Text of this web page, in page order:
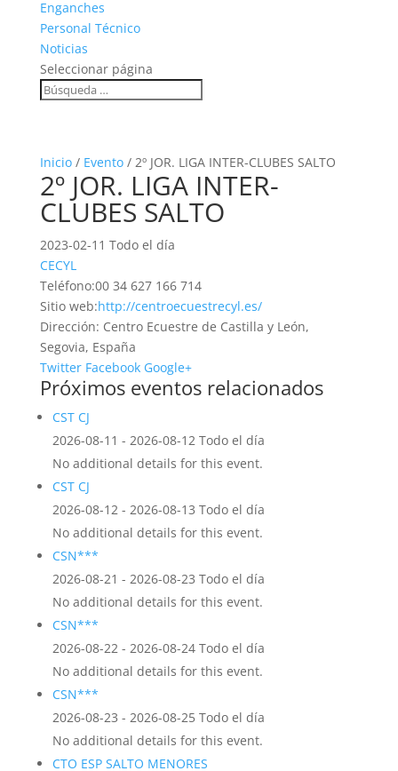
Enganches
Personal Técnico
Noticias
Seleccionar página
Inicio/ Evento/ 2º JOR. LIGA INTER-CLUBES SALTO
2º JOR. LIGA INTER-
CLUBES SALTO
2023-02-11 Todo el día
CECYL
Teléfono:00 34 627 166 714
Sitio web:http://centroecuestrecyl.es/
Dirección: Centro Ecuestre de Castilla y León,
Segovia, España
Twitter Facebook Google+
Próximos eventos relacionados
CST CJ
2026-08-11 - 2026-08-12 Todo el día
No additional details for this event.
CST CJ
2026-08-12 - 2026-08-13 Todo el día
No additional details for this event.
CSN***
2026-08-21 - 2026-08-23 Todo el día
No additional details for this event.
CSN***
2026-08-22 - 2026-08-24 Todo el día
No additional details for this event.
CSN***
2026-08-23 - 2026-08-25 Todo el día
No additional details for this event.
CTO ESP SALTO MENORES